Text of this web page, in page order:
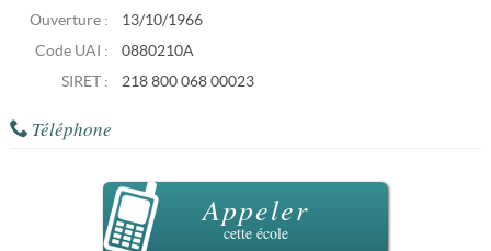
Ouverture :
13/10/1966
Code UAI :
0880210A
SIRET :
218 800 068 00023
Téléphone
Appeler
cette école